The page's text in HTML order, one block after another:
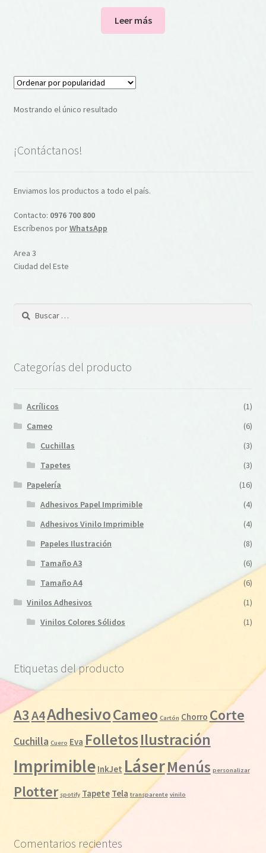
Leer más
Mostrando el único resultado
¡Contáctanos!
Enviamos los productos a todo el país.
Contacto: 0976 700 800
Escríbenos porWhatsApp
Area 3
Ciudad del Este
Buscar:
Categorías del producto
Acrílicos
(1)
Cameo
(6)
Cuchillas
(3)
Tapetes
(3)
Papelería
(16)
Adhesivos Papel Imprimible
(4)
Adhesivos Vinilo Imprimible
(4)
Papeles Ilustración
(8)
Tamaño A3
(6)
Tamaño A4
(6)
Vinilos Adhesivos
(1)
Vinilos Colores Sólidos
(1)
Etiquetas del producto
A3A4AdhesivoCameo Cartón Chorro Corte
Cuchilla Cuero Eva FolletosIlustración
Imprimible InkJet LáserMenús personalizar
Plotter spotify Tapete Tela transparente vinilo
Comentarios recientes